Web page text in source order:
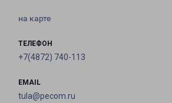
на карте
ТЕЛЕФОН
+7(4872) 740-113
EMAIL
tula@pecom.ru